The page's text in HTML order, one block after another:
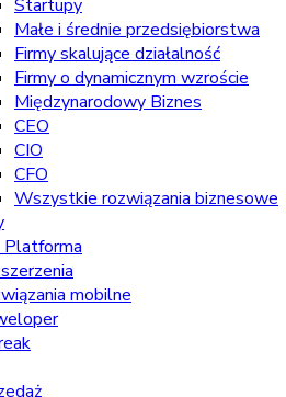
Startupy
Małe i średnie przedsiębiorstwa
Firmy skalujące działalność
Firmy o dynamicznym wzroście
Międzynarodowy Biznes
CEO
CIO
CFO
Wszystkie rozwiązania biznesowe
mobilne